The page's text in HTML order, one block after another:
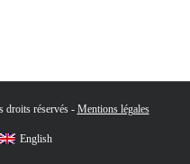
droits réservés - Mentions légales
English